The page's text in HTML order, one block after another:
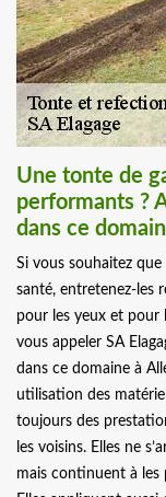
Une tonte de
performants ?
dans ce
Si vous souhaitez
santé, entretenez-les
pour les yeux et pour
vous appeler SA
dans ce domaine à
utilisation des
toujours des
les voisins. Elles ne
mais continuent à les